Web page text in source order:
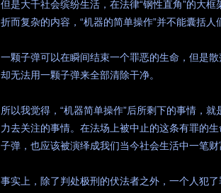
但是大千社会缤纷生活，在法律“钢性直角”的大框
折而复杂的内容，“机器的简单操作”并不能囊括人
一颗子弹可以在瞬间结束一个罪恶的生命，但是散
却无法用一颗子弹来全部清除干净。
所以我觉得，“机器简单操作”后所剩下的事情，
力去关注的事情。在法场上被中止的这条有罪的
子弹，也应该被演绎成我们当今社会生活中一笔财
事实上，除了判处极刑的伏法者之外，一个人犯了